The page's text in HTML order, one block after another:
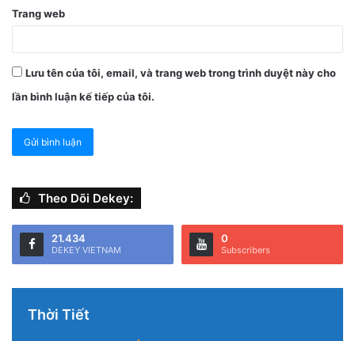
Trang web
Lưu tên của tôi, email, và trang web trong trình duyệt này cho
lần bình luận kế tiếp của tôi.
Theo Dõi Dekey:
21.434
DEKEY VIETNAM
0
Subscribers
Thời Tiết